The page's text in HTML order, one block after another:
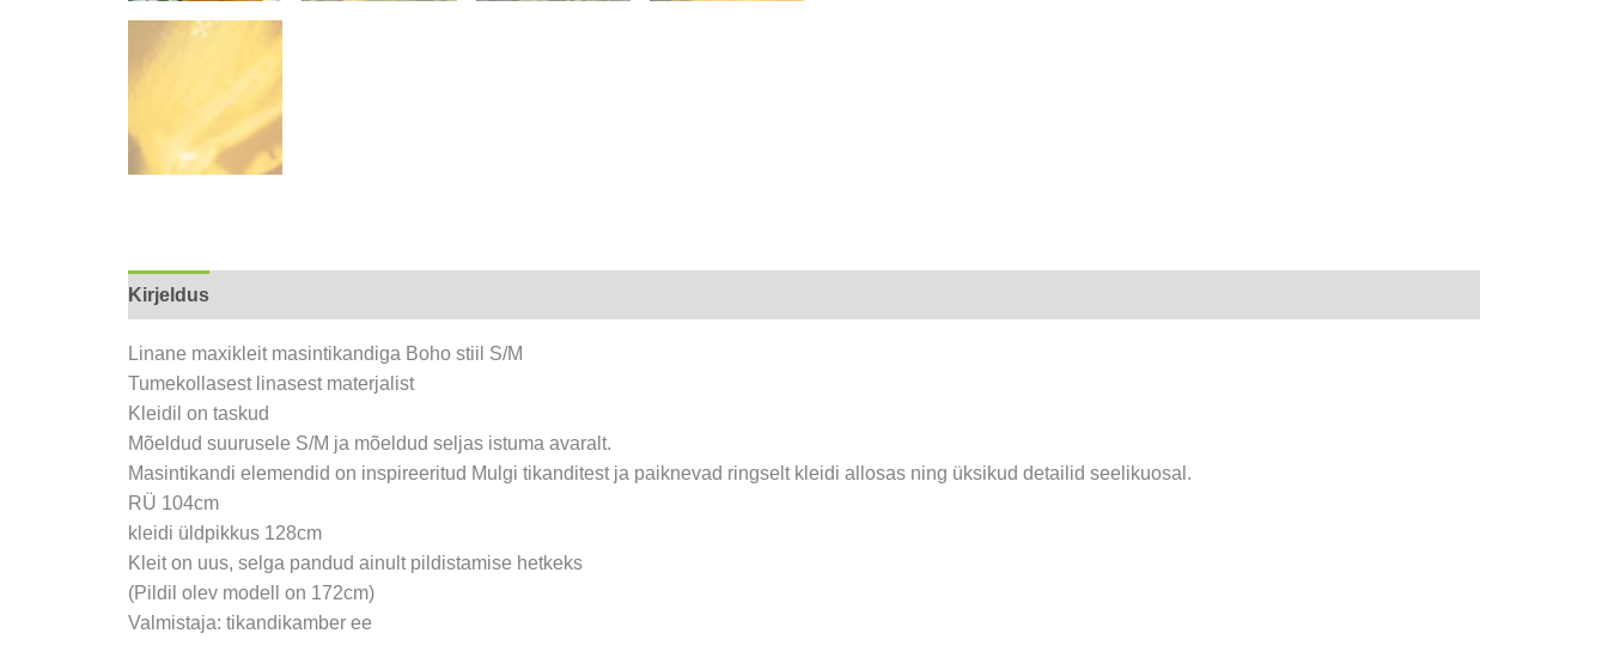
Kirjeldus
Linane maxikleit masintikandiga Boho stiil S/M
Tumekollasest linasest materjalist
Kleidil on taskud
Mõeldud suurusele S/M ja mõeldud seljas istuma avaralt.
Masintikandi elemendid on inspireeritud Mulgi tikanditest ja paiknevad ringselt kleidi allosas ning üksikud detailid seelikuosal.
RÜ 104cm
kleidi üldpikkus 128cm
Kleit on uus, selga pandud ainult pildistamise hetkeks
(Pildil olev modell on 172cm)
Valmistaja: tikandikamber ee